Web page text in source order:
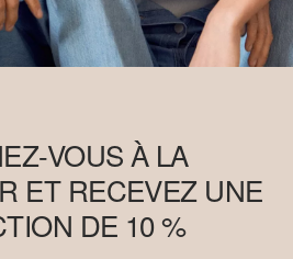
VOUS À LA
ET RECEVEZ UNE
DE 10 %